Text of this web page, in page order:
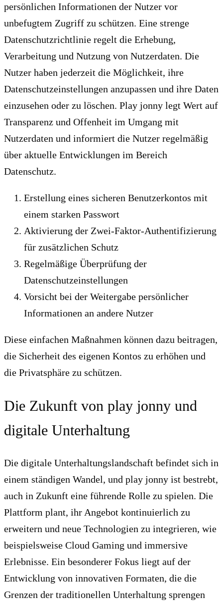
persönlichen Informationen der Nutzer vor
unbefugtem Zugriff zu schützen. Eine strenge
Datenschutzrichtlinie regelt die Erhebung,
Verarbeitung und Nutzung von Nutzerdaten. Die
Nutzer haben jederzeit die Möglichkeit, ihre
Datenschutzeinstellungen anzupassen und ihre Daten
einzusehen oder zu löschen. Play jonny legt Wert auf
Transparenz und Offenheit im Umgang mit
Nutzerdaten und informiert die Nutzer regelmäßig
über aktuelle Entwicklungen im Bereich
Datenschutz.
Erstellung eines sicheren Benutzerkontos mit
einem starken Passwort
Aktivierung der Zwei-Faktor-Authentifizierung
für zusätzlichen Schutz
Regelmäßige Überprüfung der
Datenschutzeinstellungen
Vorsicht bei der Weitergabe persönlicher
Informationen an andere Nutzer
Diese einfachen Maßnahmen können dazu beitragen,
die Sicherheit des eigenen Kontos zu erhöhen und
die Privatsphäre zu schützen.
Die Zukunft von play jonny und
digitale Unterhaltung
Die digitale Unterhaltungslandschaft befindet sich in
einem ständigen Wandel, und play jonny ist bestrebt,
auch in Zukunft eine führende Rolle zu spielen. Die
Plattform plant, ihr Angebot kontinuierlich zu
erweitern und neue Technologien zu integrieren, wie
beispielsweise Cloud Gaming und immersive
Erlebnisse. Ein besonderer Fokus liegt auf der
Entwicklung von innovativen Formaten, die die
Grenzen der traditionellen Unterhaltung sprengen